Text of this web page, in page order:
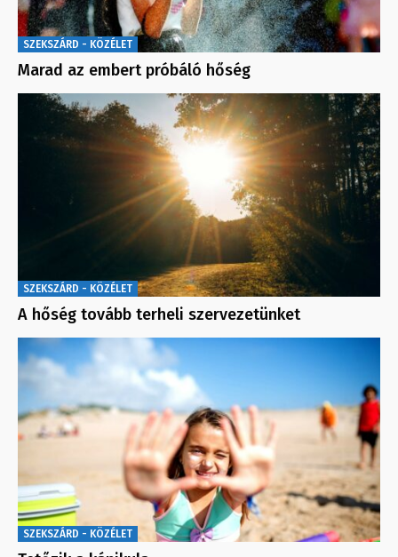
SZEKSZÁRD - KÖZÉLET
Marad az embert próbáló hőség
SZEKSZÁRD - KÖZÉLET
A hőség tovább terheli szervezetünket
SZEKSZÁRD - KÖZÉLET